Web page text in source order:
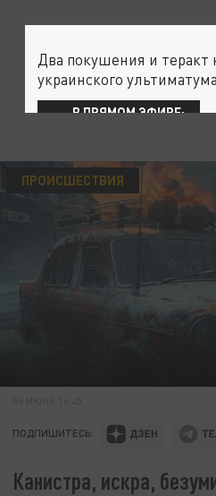
ПРОИСШЕСТВИЯ
ПОДПИШИТЕСЬ:
Канистра, искра,
Два покушения и теракт
украинского ультиматума
В ПРЯМОМ ЭФИРЕ: